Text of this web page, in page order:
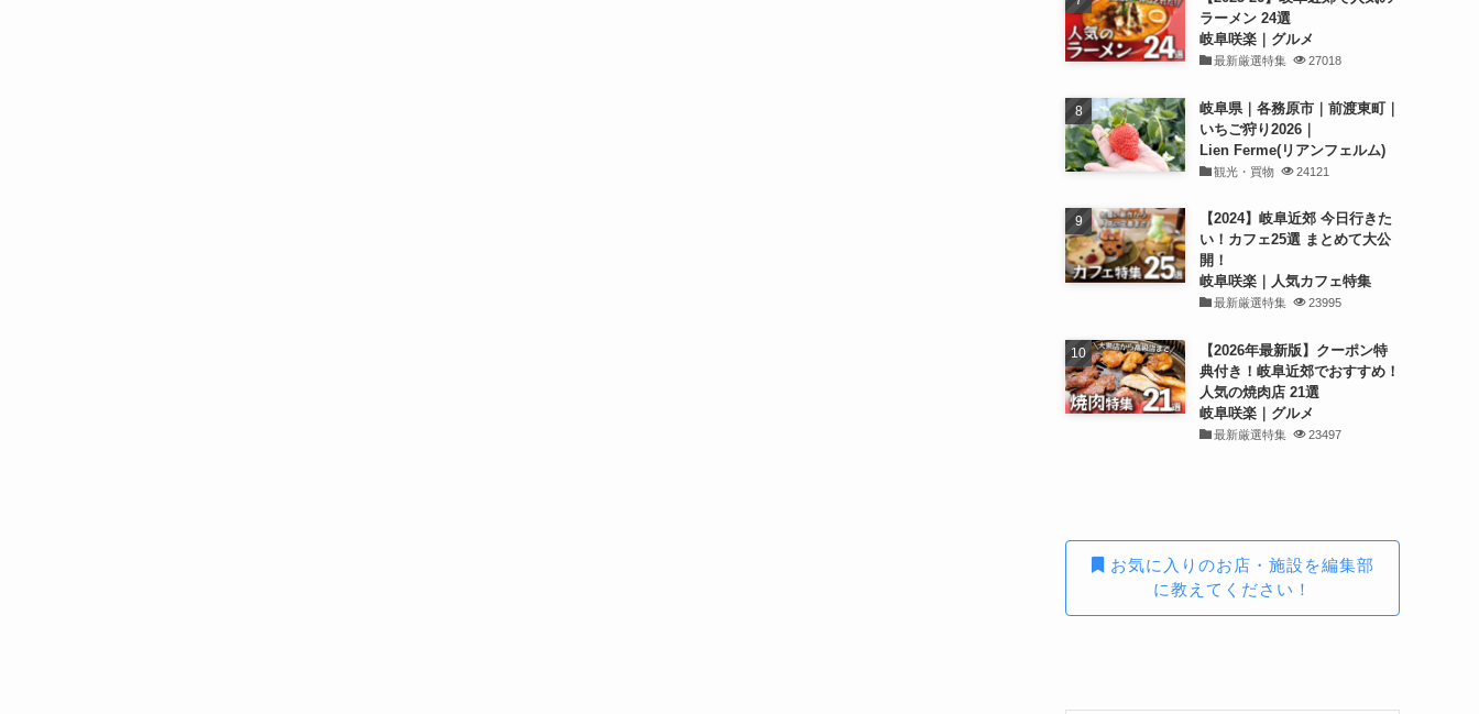
ラーメン 24選
岐阜咲楽｜グルメ
最新厳選特集 27018
岐阜県｜各務原市｜前渡東町｜
いちご狩り2026｜
Lien Ferme(リアンフェルム)
観光・買物 24121
【2024】岐阜近郊 今日行きた
い！カフェ25選 まとめて大公
開！
岐阜咲楽｜人気カフェ特集
最新厳選特集 23995
【2026年最新版】クーポン特
典付き！岐阜近郊でおすすめ！
人気の焼肉店 21選
岐阜咲楽｜グルメ
最新厳選特集 23497
お気に入りのお店・施設を編集部
に教えてください！